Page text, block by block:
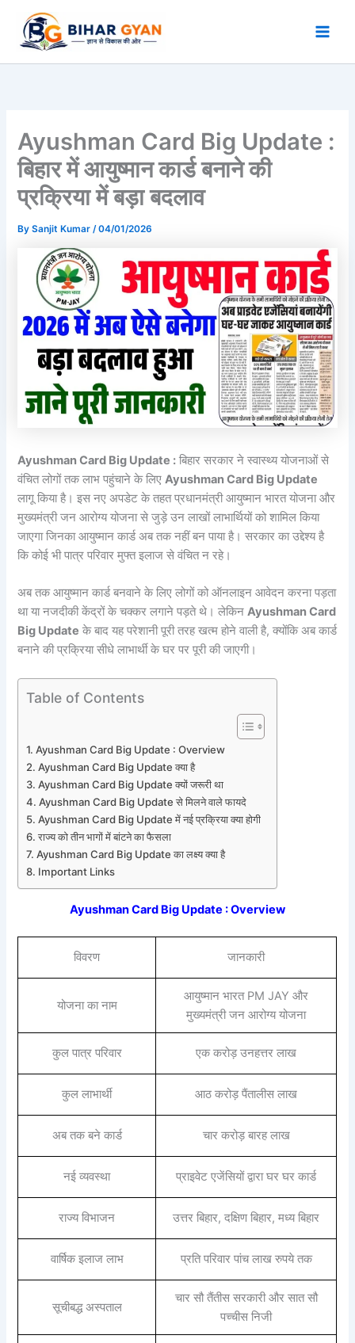
content
Ayushman Card Big Update :
बिहार में आयुष्मान कार्ड बनाने की
प्रक्रिया में बड़ा बदलाव
BySanjit Kumar/04/01/2026
Ayushman Card Big Update : बिहार सरकार ने स्वास्थ्य योजनाओं से
वंचित लोगों तक लाभ पहुंचाने के लिएAyushman Card Big Update
लागू किया है। इस नए अपडेट के तहत प्रधानमंत्री आयुष्मान भारत योजना और
मुख्यमंत्री जन आरोग्य योजना से जुड़े उन लाखों लाभार्थियों को शामिल किया
जाएगा जिनका आयुष्मान कार्ड अब तक नहीं बन पाया है। सरकार का उद्देश्य है
कि कोई भी पात्र परिवार मुफ्त इलाज से वंचित न रहे।
अब तक आयुष्मान कार्ड बनवाने के लिए लोगों को ऑनलाइन आवेदन करना पड़ता
था या नजदीकी केंद्रों के चक्कर लगाने पड़ते थे। लेकिनAyushman Card
Big Update के बाद यह परेशानी पूरी तरह खत्म होने वाली है, क्योंकि अब कार्ड
बनाने की प्रक्रिया सीधे लाभार्थी के घर पर पूरी की जाएगी।
Table of Contents
Ayushman Card Big Update : Overview
Ayushman Card Big Update क्या है
Ayushman Card Big Update क्यों जरूरी था
Ayushman Card Big Update से मिलने वाले फायदे
Ayushman Card Big Update में नई प्रक्रिया क्या होगी
राज्य को तीन भागों में बांटने का फैसला
Ayushman Card Big Update का लक्ष्य क्या है
Important Links
Ayushman Card Big Update : Overview
विवरण जानकारी
योजना का नाम
आयुष्मान भारत PM JAY और
मुख्यमंत्री जन आरोग्य योजना
कुल पात्र परिवार एक करोड़ उनहत्तर लाख
कुल लाभार्थी आठ करोड़ पैंतालीस लाख
अब तक बने कार्ड चार करोड़ बारह लाख
नई व्यवस्था प्राइवेट एजेंसियों द्वारा घर घर कार्ड
राज्य विभाजन उत्तर बिहार, दक्षिण बिहार, मध्य बिहार
वार्षिक इलाज लाभ प्रति परिवार पांच लाख रुपये तक
सूचीबद्ध अस्पताल
चार सौ तैंतीस सरकारी और सात सौ
पच्चीस निजी